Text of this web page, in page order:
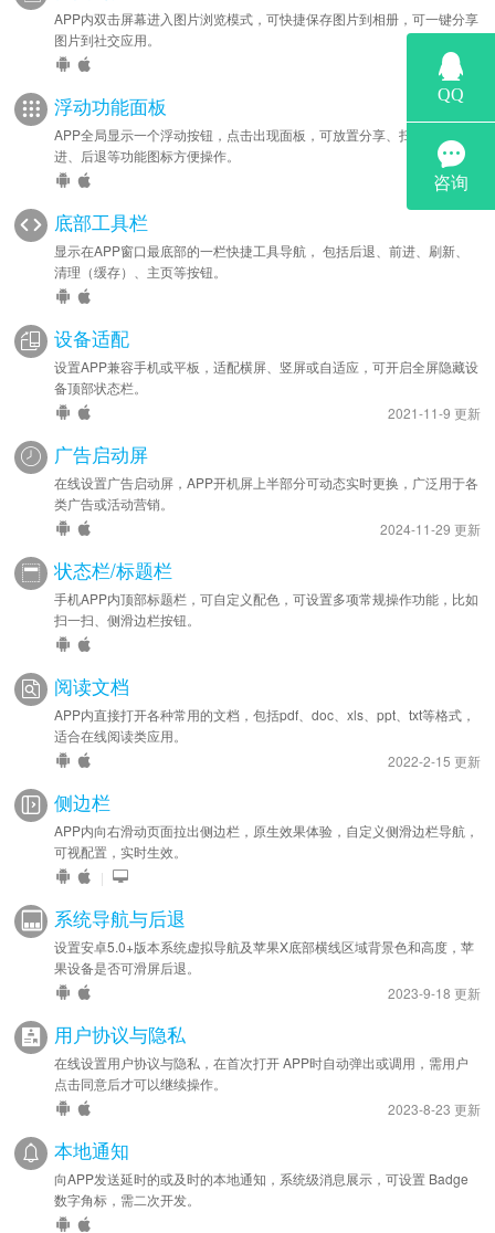
APP内双击屏幕进入图片浏览模式，可快捷保存图片到相册，可一键分享
图片到社交应用。
浮动功能面板
APP全局显示一个浮动按钮，点击出现面板，可放置分享、扫一扫、前
进、后退等功能图标方便操作。
底部工具栏
显示在APP窗口最底部的一栏快捷工具导航， 包括后退、前进、刷新、
清理（缓存）、主页等按钮。
设备适配
设置APP兼容手机或平板，适配横屏、竖屏或自适应，可开启全屏隐藏设
备顶部状态栏。
2021-11-9 更新
广告启动屏
在线设置广告启动屏，APP开机屏上半部分可动态实时更换，广泛用于各
类广告或活动营销。
2024-11-29 更新
状态栏/标题栏
手机APP内顶部标题栏，可自定义配色，可设置多项常规操作功能，比如
扫一扫、侧滑边栏按钮。
阅读文档
APP内直接打开各种常用的文档，包括pdf、doc、xls、ppt、txt等格式，
适合在线阅读类应用。
2022-2-15 更新
侧边栏
APP内向右滑动页面拉出侧边栏，原生效果体验，自定义侧滑边栏导航，
可视配置，实时生效。
|
系统导航与后退
设置安卓5.0+版本系统虚拟导航及苹果X底部横线区域背景色和高度，苹
果设备是否可滑屏后退。
2023-9-18 更新
用户协议与隐私
在线设置用户协议与隐私，在首次打开 APP时自动弹出或调用，需用户
点击同意后才可以继续操作。
2023-8-23 更新
本地通知
向APP发送延时的或及时的本地通知，系统级消息展示，可设置 Badge
数字角标，需二次开发。